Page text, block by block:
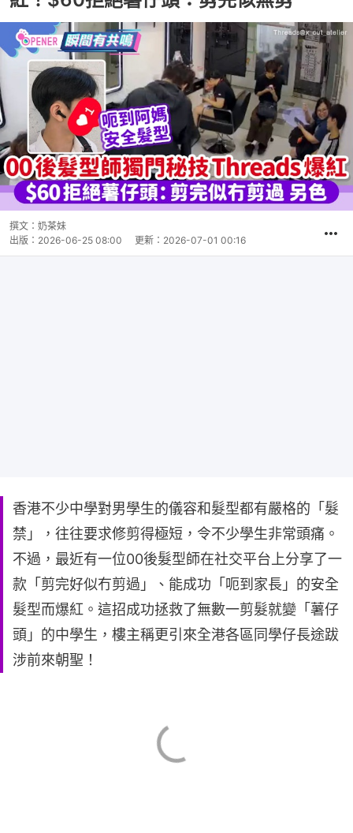
撰文： 奶茶妹
出版： 2026-06-25 08:00 更新： 2026-07-01 00:16
香港不少中學對男學生的儀容和髮型都有嚴格的「髮
禁」，往往要求修剪得極短，令不少學生非常頭痛。
不過，最近有一位00後髮型師在社交平台上分享了一
款「剪完好似冇剪過」、能成功「呃到家長」的安全
髮型而爆紅。這招成功拯救了無數一剪髮就變「薯仔
頭」的中學生，樓主稱更引來全港各區同學仔長途跋
涉前來朝聖！